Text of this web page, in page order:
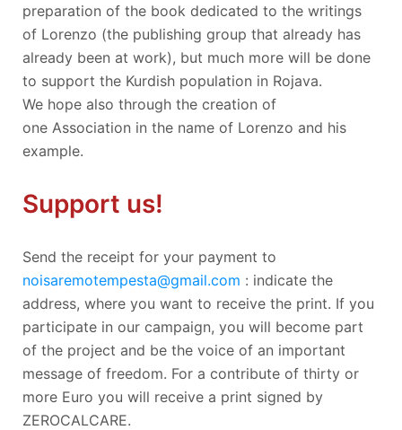
preparation of the book dedicated to the writings
of Lorenzo (the publishing group that already has
already been at work), but much more will be done
to support the Kurdish population in Rojava.
We hope also through the creation of
one Association in the name of Lorenzo and his
example.
Support us!
Send the receipt for your payment to
noisaremotempesta@gmail.com : indicate the
address, where you want to receive the print. If you
participate in our campaign, you will become part
of the project and be the voice of an important
message of freedom. For a contribute of thirty or
more Euro you will receive a print signed by
ZEROCALCARE.